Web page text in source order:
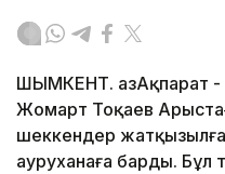
ШЫМКЕНТ. ҚазАқпарат
Жомарт Тоқаев
шеккендер
ауруханаға барды. Бұл